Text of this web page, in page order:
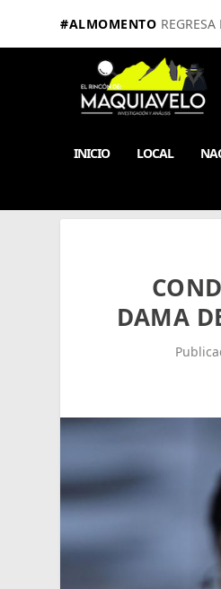
#ALMOMENTO
INICIO LOCAL
DAMA